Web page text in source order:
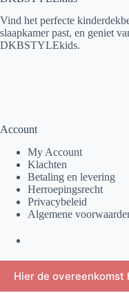
Vind het perfecte
slaapkamer past, en geniet
DKBSTYLEkids.
Account
My Account
Klachten
Betaling en levering
Herroepingsrecht
Privacybeleid
Algemene
Hier de overeenkomst